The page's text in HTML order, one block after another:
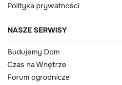
Polityka prywatności
NASZE SERWISY
Budujemy Dom
Czas na Wnętrze
Forum ogrodnicze